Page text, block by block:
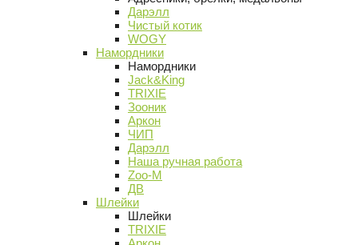
Дарэлл
Чистый котик
WOGY
Намордники
Намордники
Jack&King
TRIXIE
Зооник
Аркон
ЧИП
Дарэлл
Наша ручная работа
Zoo-M
ДВ
Шлейки
Шлейки
TRIXIE